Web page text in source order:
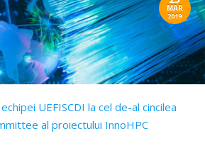
MAR
2019
UEFISCDI la cel de-al cincilea
al proiectului InnoHPC